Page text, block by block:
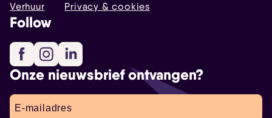
Verhuur
Privacy & cookies
Follow
FacebookInstagram
Onze nieuwsbrief ontvangen?